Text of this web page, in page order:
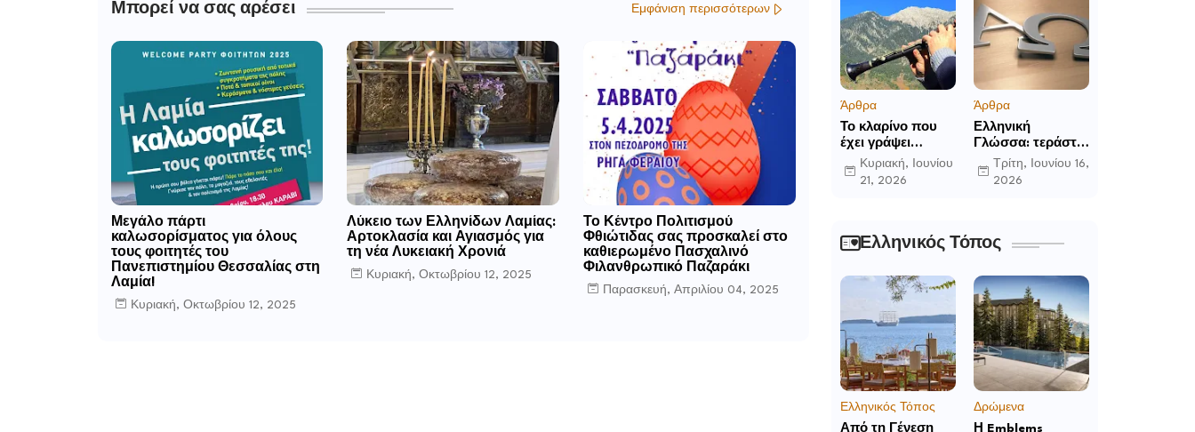
Μπορεί να σας αρέσει Εμφάνιση περισσότερων
Μεγάλο πάρτι
καλωσορίσματος για όλους
τους φοιτητές του
Πανεπιστημίου Θεσσαλίας στη
Λαμία!
Κυριακή, Οκτωβρίου 12, 2025
Λύκειο των Ελληνίδων Λαμίας:
Αρτοκλασία και Αγιασμός για
τη νέα Λυκειακή Χρονιά
Κυριακή, Οκτωβρίου 12, 2025
Το Κέντρο Πολιτισμού
Φθιώτιδας σας προσκαλεί στο
καθιερωμένο Πασχαλινό
Φιλανθρωπικό Παζαράκι
Παρασκευή, Απριλίου 04, 2025
Άρθρα
Το κλαρίνο που
έχει γράψει
ιστορία στα χωριά
της Ρούμελης
Κυριακή, Ιουνίου
21, 2026
Άρθρα
Ελληνική
Γλώσσα: τεράστια
η προσφορά της
στο παγκόσμιο
Τρίτη, Ιουνίου 16,
2026
Ελληνικός Τόπος
Ελληνικός Τόπος
Από τη Γένεση
Δρώμενα
Η Emblems